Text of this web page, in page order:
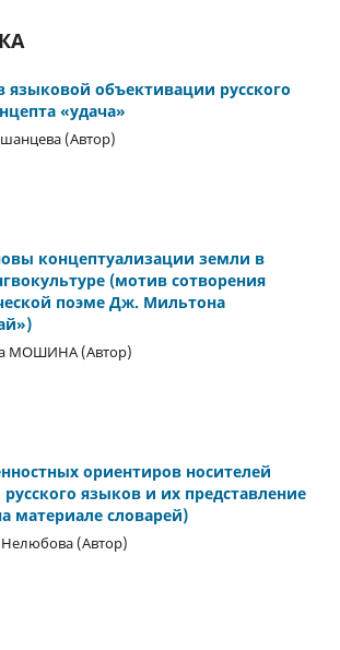
языковой объективации русского
«удача»
(Автор)
концептуализации земли в
(мотив сотворения
поэме Дж. Мильтона
МОШИНА (Автор)
ориентиров носителей
языков и их представление
материале словарей)
(Автор)